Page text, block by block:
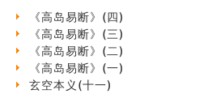
姓名字义玄机藏凶吉
玄空本义(十)
六爻占卜预测考试结果
四墓库真诠
套房風水怎麼看？ 租屋風水禁忌
《高岛易断》(四)
《高岛易断》(三)
《高岛易断》(二)
《高岛易断》(一)
玄空本义(十一)